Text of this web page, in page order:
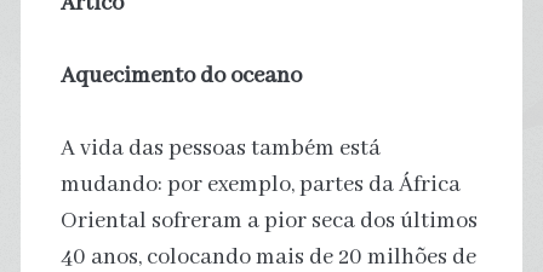
Aquecimento do oceano
A vida das pessoas também está
mudando: por exemplo, partes da África
Oriental sofreram a pior seca dos últimos
40 anos, colocando mais de 20 milhões de